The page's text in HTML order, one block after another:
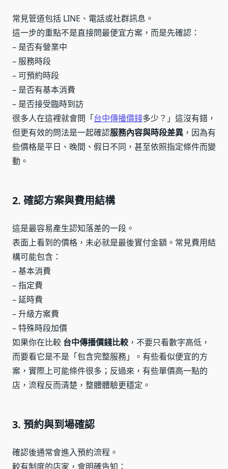
常見管道包括 LINE、電話或社群訊息。
這一步的重點不是直接問最便宜方案，而是先確認：
– 是否有營業中
– 服務時段
– 可預約時段
– 是否有基本消費
– 是否接受臨時到訪
很多人在這裡就會問「台中傳播價錢多少？」這沒有錯，
但更有效的問法是一起確認服務內容與時段差異 ，因為有
些價格是平日、晚間、假日不同，甚至依照指定條件而變
動。
2. 確認方案與費用結構
這是最容易產生認知落差的一段。
表面上看到的價格，未必就是最後實付金額。常見費用結
構可能包含：
– 基本消費
– 指定費
– 延時費
– 升級方案費
– 特殊時段加價
如果你在比較 台中傳播價錢比較 ，不要只看數字高低，
而要看它是不是「包含完整服務」。有些看似便宜的方
案，實際上可能條件很多；反過來，有些單價高一點的
店，流程反而清楚，整體體驗更穩定。
3. 預約與到場確認
確認後通常會進入預約流程。
較有制度的店家，會明確告知：